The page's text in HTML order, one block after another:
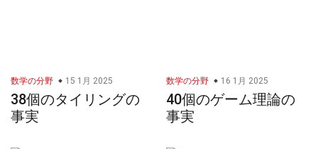
数学の分野 15 1月 2025
38個のタイリングの
事実
数学の分野 16 1月 2025
40個のゲーム理論の
事実